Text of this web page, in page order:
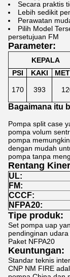
Secara praktis
Lebih sedikit
Perawatan
Pilih Model
persetujuan FM
Parameter:
KEPALA
PSI
KAKI
170 393
Bagaimana itu
Pompa split case
pompa volum
pompa
dengan mudah
pompa tanpa
Rentang
UL:
FM:
CCCF:
NFPA20:
Tipe produk:
Set pompa uap
pendinginan
Paket NFPA20
Keuntungan:
Standar teknis
CNP NM FIRE